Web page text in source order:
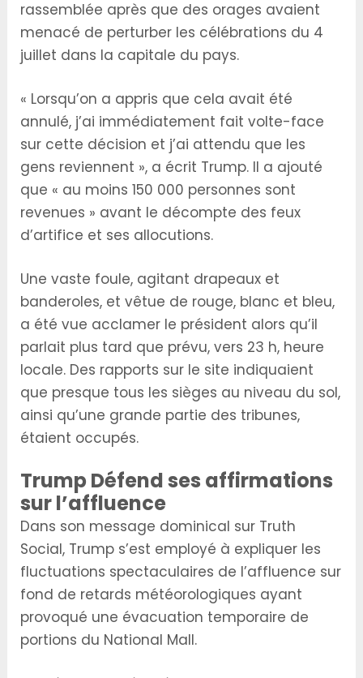
rassemblée après que des orages avaient
menacé de perturber les célébrations du 4
juillet dans la capitale du pays.
« Lorsqu’on a appris que cela avait été
annulé, j’ai immédiatement fait volte-face
sur cette décision et j’ai attendu que les
gens reviennent », a écrit Trump. Il a ajouté
que « au moins 150 000 personnes sont
revenues » avant le décompte des feux
d’artifice et ses allocutions.
Une vaste foule, agitant drapeaux et
banderoles, et vêtue de rouge, blanc et bleu,
a été vue acclamer le président alors qu’il
parlait plus tard que prévu, vers 23 h, heure
locale. Des rapports sur le site indiquaient
que presque tous les sièges au niveau du sol,
ainsi qu’une grande partie des tribunes,
étaient occupés.
Trump Défend ses affirmations
sur l’affluence
Dans son message dominical sur Truth
Social, Trump s’est employé à expliquer les
fluctuations spectaculaires de l’affluence sur
fond de retards météorologiques ayant
provoqué une évacuation temporaire de
portions du National Mall.